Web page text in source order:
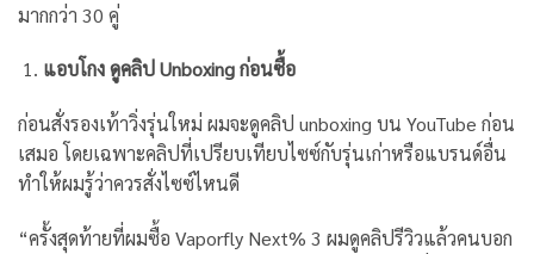
มากกว่า 30 คู่
แอบโกง ดูคลิป Unboxing ก่อนซื้อ
ก่อนสั่งรองเท้าวิ่งรุ่นใหม่ ผมจะดูคลิป unboxing บน YouTube ก่อน
เสมอ โดยเฉพาะคลิปที่เปรียบเทียบไซซ์กับรุ่นเก่าหรือแบรนด์อื่น
ทำให้ผมรู้ว่าควรสั่งไซซ์ไหนดี
“ครั้งสุดท้ายที่ผมซื้อ Vaporfly Next% 3 ผมดูคลิปรีวิวแล้วคนบอก